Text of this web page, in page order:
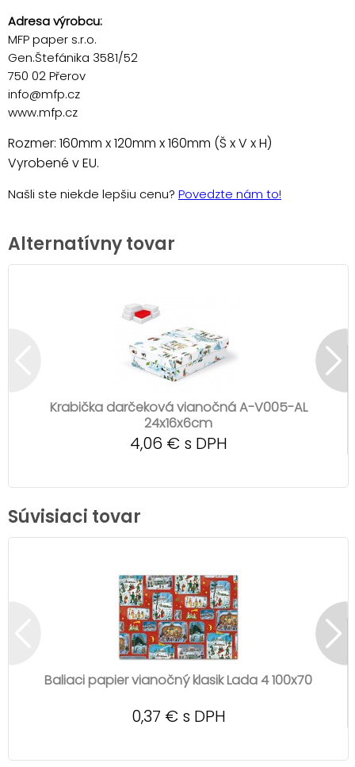
Adresa výrobcu:
MFP paper s.r.o.
Gen.Štefánika 3581/52
750 02 Přerov
info@mfp.cz
www.mfp.cz
Rozmer: 160mm x 120mm x 160mm (Š x V x H)
Vyrobené v EU.
Našli ste niekde lepšiu cenu? Povedzte nám to!
Alternatívny tovar
Krabička darčeková vianočná A-V005-AL
24x16x6cm
4,06 € s DPH
Súvisiaci tovar
Baliaci papier vianočný klasik Lada 4 100x70
0,37 € s DPH